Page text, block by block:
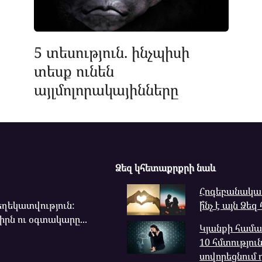
5 տեսություն. ինչպիսի
տեսք ունեն
այլմոլորակայինները
ու օգտակարը...
Ձեզ կհետաքրքրի նաև
ի՞նչ է այն
Կյանքի
10
սովորեցնում